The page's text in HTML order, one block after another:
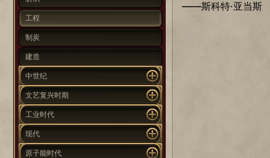
工程
制炭
建造
中世纪
文艺复兴时期
工业时代
现代
原子能时代
——斯科特·亚当斯